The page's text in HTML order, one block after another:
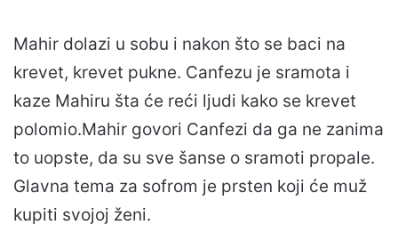
Mahir dolazi u sobu i nakon što se baci na
krevet, krevet pukne. Canfezu je sramota i
kaze Mahiru šta će reći ljudi kako se krevet
polomio.Mahir govori Canfezi da ga ne zanima
to uopste, da su sve šanse o sramoti propale.
Glavna tema za sofrom je prsten koji će muž
kupiti svojoj ženi.